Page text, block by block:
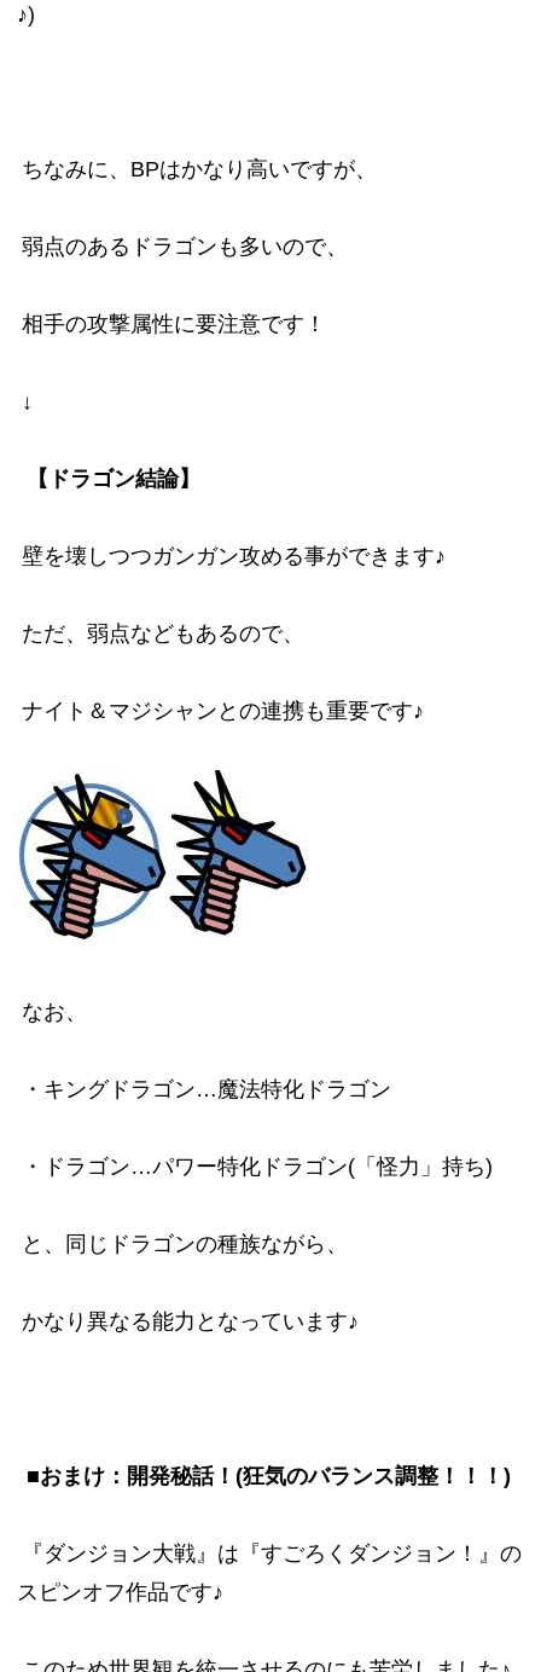
♪)
ちなみに、BPはかなり高いですが、
弱点のあるドラゴンも多いので、
相手の攻撃属性に要注意です！
↓
【ドラゴン結論】
壁を壊しつつガンガン攻める事ができます♪
ただ、弱点などもあるので、
ナイト＆マジシャンとの連携も重要です♪
なお、
・キングドラゴン…魔法特化ドラゴン
・ドラゴン…パワー特化ドラゴン(「怪力」持ち)
と、同じドラゴンの種族ながら、
かなり異なる能力となっています♪
■おまけ：開発秘話！(狂気のバランス調整！！！)
『ダンジョン大戦』は『すごろくダンジョン！』の
スピンオフ作品です♪